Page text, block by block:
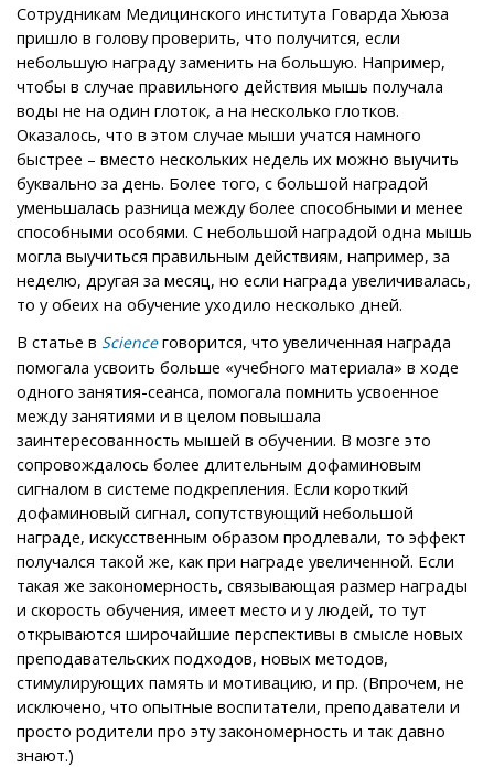
Сотрудникам Медицинского института Говарда Хьюза
пришло в голову проверить, что получится, если
небольшую награду заменить на большую. Например,
чтобы в случае правильного действия мышь получала
воды не на один глоток, а на несколько глотков.
Оказалось, что в этом случае мыши учатся намного
быстрее – вместо нескольких недель их можно выучить
буквально за день. Более того, с большой наградой
уменьшалась разница между более способными и менее
способными особями. С небольшой наградой одна мышь
могла выучиться правильным действиям, например, за
неделю, другая за месяц, но если награда увеличивалась,
то у обеих на обучение уходило несколько дней.
В статье в Scienceговорится, что увеличенная награда
помогала усвоить больше «учебного материала» в ходе
одного занятия-сеанса, помогала помнить усвоенное
между занятиями и в целом повышала
заинтересованность мышей в обучении. В мозге это
сопровождалось более длительным дофаминовым
сигналом в системе подкрепления. Если короткий
дофаминовый сигнал, сопутствующий небольшой
награде, искусственным образом продлевали, то эффект
получался такой же, как при награде увеличенной. Если
такая же закономерность, связывающая размер награды
и скорость обучения, имеет место и у людей, то тут
открываются широчайшие перспективы в смысле новых
преподавательских подходов, новых методов,
стимулирующих память и мотивацию, и пр. (Впрочем, не
исключено, что опытные воспитатели, преподаватели и
просто родители про эту закономерность и так давно
знают.)